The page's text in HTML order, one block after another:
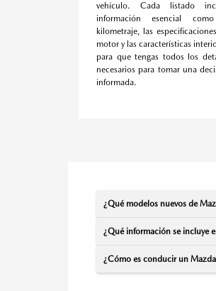
vehículo. Cada listado
información esencial
kilometraje, las
motor y las características
para que tengas todos los
necesarios para tomar una
informada.
¿Qué modelos nuevos de
¿Qué información se incluye
¿Cómo es conducir un